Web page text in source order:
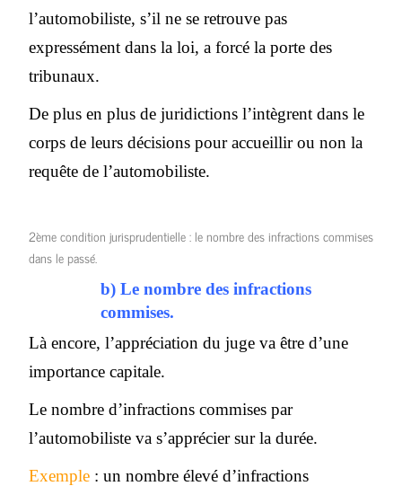
l’automobiliste, s’il ne se retrouve pas
expressément dans la loi, a forcé la porte des
tribunaux.
De plus en plus de juridictions l’intègrent dans le
corps de leurs décisions pour accueillir ou non la
requête de l’automobiliste.
2ème condition jurisprudentielle : le nombre des infractions commises
dans le passé.
b) Le nombre des infractions
commises.
Là encore, l’appréciation du juge va être d’une
importance capitale.
Le nombre d’infractions commises par
l’automobiliste va s’apprécier sur la durée.
Exemple: un nombre élevé d’infractions